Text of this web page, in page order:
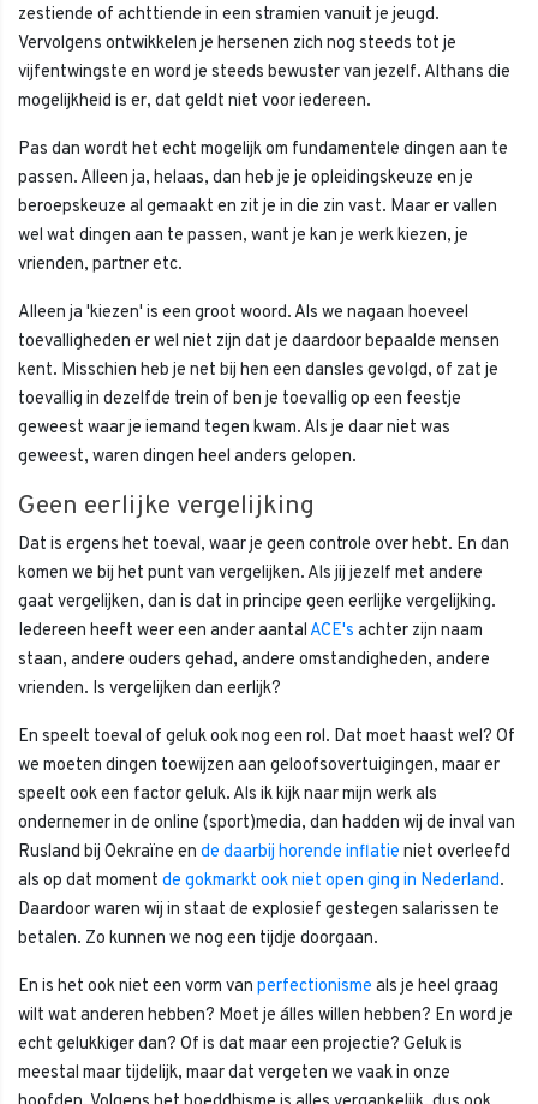
zestiende of achttiende in een stramien vanuit je jeugd.
Vervolgens ontwikkelen je hersenen zich nog steeds tot je
vijfentwingste en word je steeds bewuster van jezelf. Althans die
mogelijkheid is er, dat geldt niet voor iedereen.
Pas dan wordt het echt mogelijk om fundamentele dingen aan te
passen. Alleen ja, helaas, dan heb je je opleidingskeuze en je
beroepskeuze al gemaakt en zit je in die zin vast. Maar er vallen
wel wat dingen aan te passen, want je kan je werk kiezen, je
vrienden, partner etc.
Alleen ja 'kiezen' is een groot woord. Als we nagaan hoeveel
toevalligheden er wel niet zijn dat je daardoor bepaalde mensen
kent. Misschien heb je net bij hen een dansles gevolgd, of zat je
toevallig in dezelfde trein of ben je toevallig op een feestje
geweest waar je iemand tegen kwam. Als je daar niet was
geweest, waren dingen heel anders gelopen.
Geen eerlijke vergelijking
Dat is ergens het toeval, waar je geen controle over hebt. En dan
komen we bij het punt van vergelijken. Als jij jezelf met andere
gaat vergelijken, dan is dat in principe geen eerlijke vergelijking.
Iedereen heeft weer een ander aantalACE's achter zijn naam
staan, andere ouders gehad, andere omstandigheden, andere
vrienden. Is vergelijken dan eerlijk?
En speelt toeval of geluk ook nog een rol. Dat moet haast wel? Of
we moeten dingen toewijzen aan geloofsovertuigingen, maar er
speelt ook een factor geluk. Als ik kijk naar mijn werk als
ondernemer in de online (sport)media, dan hadden wij de inval van
Rusland bij Oekraïne en de daarbij horende inflatie niet overleefd
als op dat moment de gokmarkt ook niet open ging in Nederland.
Daardoor waren wij in staat de explosief gestegen salarissen te
betalen. Zo kunnen we nog een tijdje doorgaan.
En is het ook niet een vorm van perfectionisme als je heel graag
wilt wat anderen hebben? Moet je álles willen hebben? En word je
echt gelukkiger dan? Of is dat maar een projectie? Geluk is
meestal maar tijdelijk, maar dat vergeten we vaak in onze